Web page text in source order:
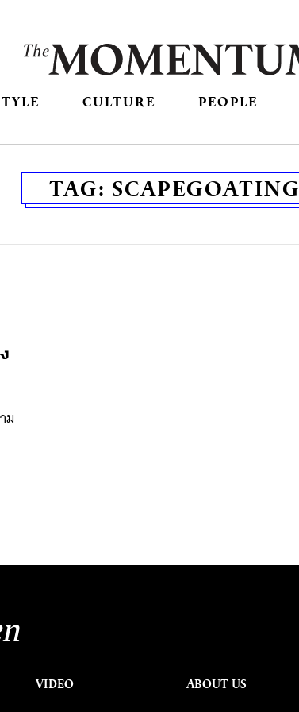
CULTURE PEOPLE
TAG: SCAPEGOATING
ม
VIDEO ABOUT US